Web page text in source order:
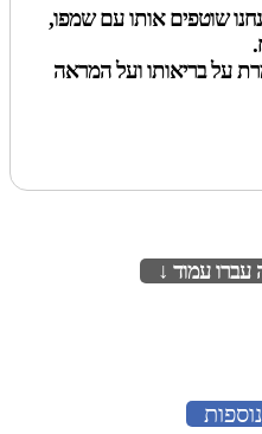
שוטפים אותו עם שמפו,
על בריאותו ועל המראה
עמוד ↓